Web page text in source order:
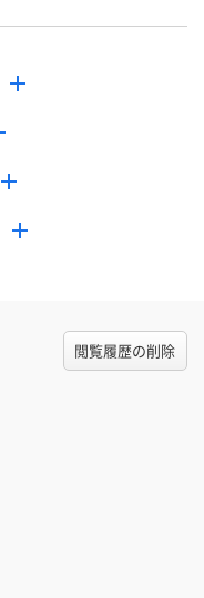
閲覧履歴の削除